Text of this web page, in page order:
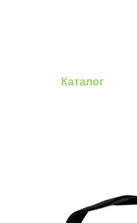
Каталог